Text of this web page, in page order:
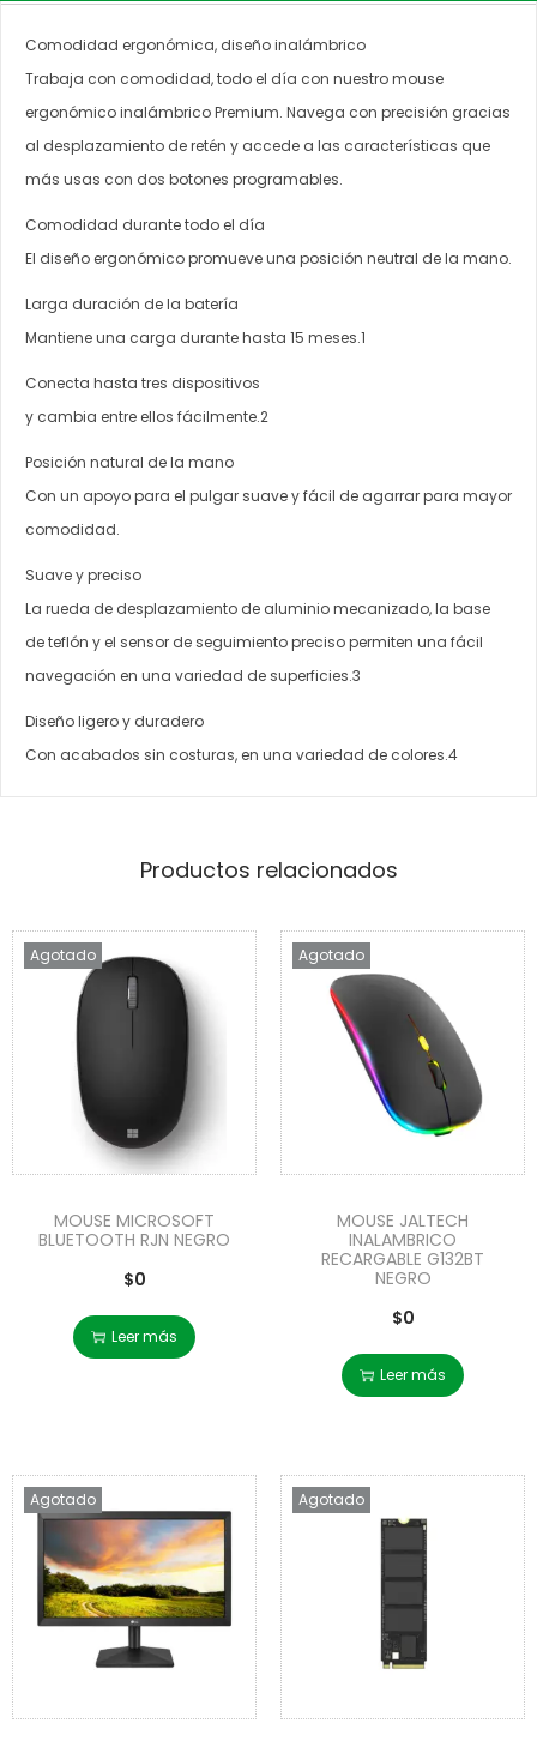
Comodidad ergonómica, diseño inalámbrico
Trabaja con comodidad, todo el día con nuestro mouse
ergonómico inalámbrico Premium. Navega con precisión gracias
al desplazamiento de retén y accede a las características que
más usas con dos botones programables.
Comodidad durante todo el día
El diseño ergonómico promueve una posición neutral de la mano.
Larga duración de la batería
Mantiene una carga durante hasta 15 meses.1
Conecta hasta tres dispositivos
y cambia entre ellos fácilmente.2
Posición natural de la mano
Con un apoyo para el pulgar suave y fácil de agarrar para mayor
comodidad.
Suave y preciso
La rueda de desplazamiento de aluminio mecanizado, la base
de teflón y el sensor de seguimiento preciso permiten una fácil
navegación en una variedad de superficies.3
Diseño ligero y duradero
Con acabados sin costuras, en una variedad de colores.4
Productos relacionados
Agotado
MOUSE MICROSOFT
BLUETOOTH RJN NEGRO
$0
Leer más
Agotado
MOUSE JALTECH
INALAMBRICO
RECARGABLE G132BT
NEGRO
$0
Leer más
Agotado Agotado